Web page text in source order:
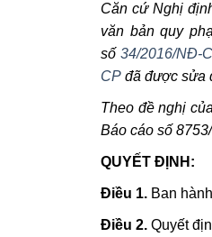
Căn cứ Nghị
văn bản quy
số 34/2016/NĐ-
CP đã được sửa
Theo đề nghị
Báo cáo số
QUYẾT ĐỊNH:
Điều 1. Ban
Điều 2. Quyết